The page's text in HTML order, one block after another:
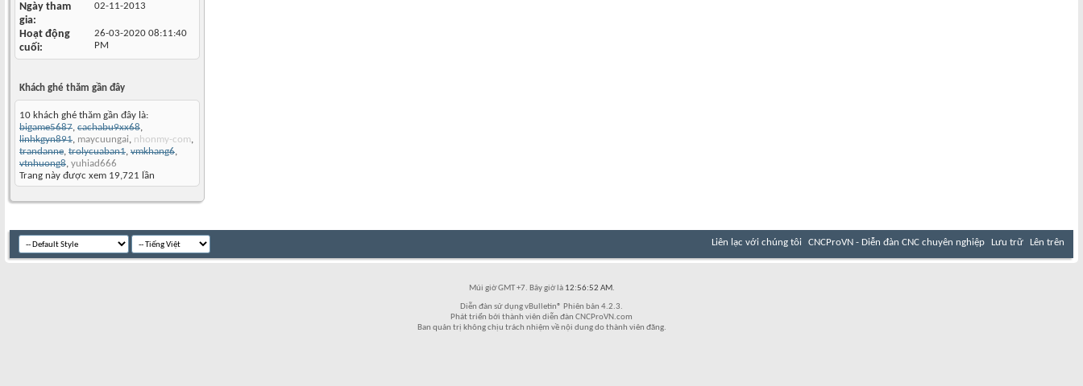
Ngày tham
gia
02-11-2013
Hoạt động
cuối
26-03-2020 08:11:40
PM
Khách ghé thăm gần đây
10 khách ghé thăm gần đây là:
bigame5687, cachabu9xx68,
linhkgyn891, maycuungai, nhonmy-com,
trandanne, trolycuaban1, vmkhang6,
vtnhuong8, yuhiad666
Trang này được xem 19,721 lần
Liên lạc với chúng tôi CNCProVN - Diễn đàn CNC chuyên nghiệp Lưu trữ Lên trên
Múi giờ GMT +7. Bây giờ là 12:56:52 AM.
Diễn đàn sử dụng vBulletin® Phiên bản 4.2.3.
Phát triển bởi thành viên diễn đàn CNCProVN.com
Ban quản trị không chịu trách nhiệm về nội dung do thành viên đăng.